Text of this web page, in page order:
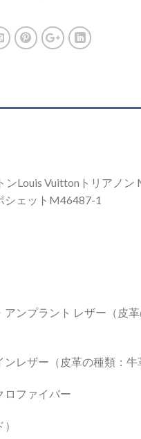
ンLouis Vuittonトリアノン
シェットM46487-1
ンプラント レザー（皮革
ンレザー（皮革の種類：牛
ロファイバー